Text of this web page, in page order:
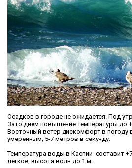
Осадков в городе не ожидается. Под
Зато днем повышение температуры до
Восточный ветер дискомфорт в погоду
умеренным, 5-7 метров в секунду.
Температура воды в Каспии составит
лёгкое, высота волн до 1 м.